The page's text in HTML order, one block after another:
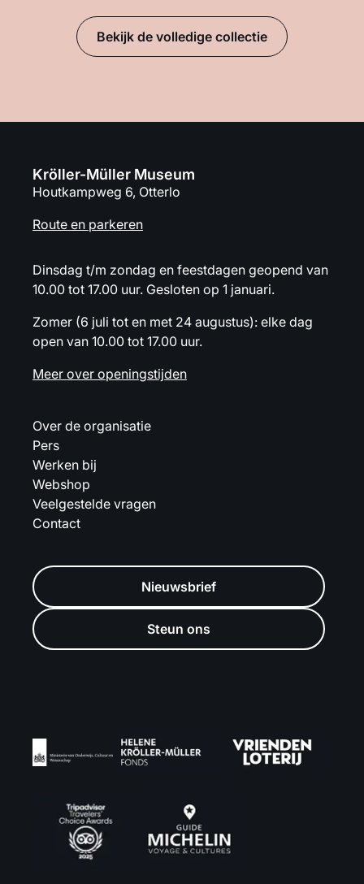
Bekijk de volledige collectie
Kröller-Müller Museum
Houtkampweg 6, Otterlo
Route en parkeren
Dinsdag t/m zondag en feestdagen geopend van
10.00 tot 17.00 uur. Gesloten op 1 januari.
Zomer (6 juli tot en met 24 augustus): elke dag
open van 10.00 tot 17.00 uur.
Meer over openingstijden
Over de organisatie
Pers
Werken bij
Webshop
Veelgestelde vragen
Contact
Nieuwsbrief
Steun ons